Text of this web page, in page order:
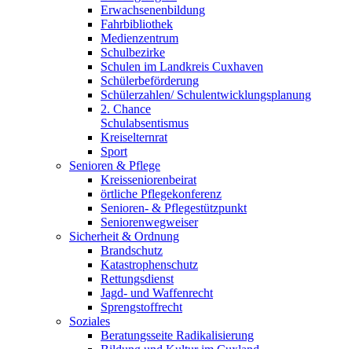
Erwachsenenbildung
Fahrbibliothek
Medienzentrum
Schulbezirke
Schulen im Landkreis Cuxhaven
Schülerbeförderung
Schülerzahlen/ Schulentwicklungsplanung
2. Chance
Schulabsentismus
Kreiselternrat
Sport
Senioren & Pflege
Kreisseniorenbeirat
örtliche Pflegekonferenz
Senioren- & Pflegestützpunkt
Seniorenwegweiser
Sicherheit & Ordnung
Brandschutz
Katastrophenschutz
Rettungsdienst
Jagd- und Waffenrecht
Sprengstoffrecht
Soziales
Beratungsseite Radikalisierung